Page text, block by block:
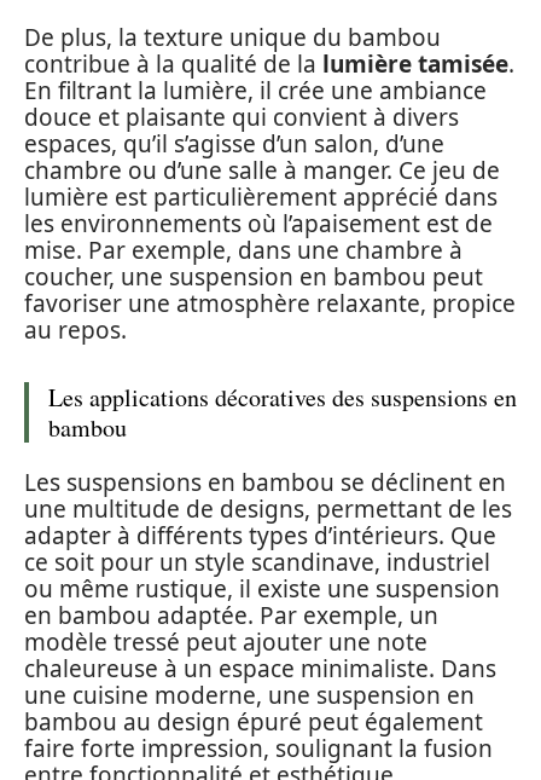
De plus, la texture unique du bambou
contribue à la qualité de la lumière tamisée.
En filtrant la lumière, il crée une ambiance
douce et plaisante qui convient à divers
espaces, qu’il s’agisse d’un salon, d’une
chambre ou d’une salle à manger. Ce jeu de
lumière est particulièrement apprécié dans
les environnements où l’apaisement est de
mise. Par exemple, dans une chambre à
coucher, une suspension en bambou peut
favoriser une atmosphère relaxante, propice
au repos.
Les applications décoratives des suspensions en
bambou
Les suspensions en bambou se déclinent en
une multitude de designs, permettant de les
adapter à différents types d’intérieurs. Que
ce soit pour un style scandinave, industriel
ou même rustique, il existe une suspension
en bambou adaptée. Par exemple, un
modèle tressé peut ajouter une note
chaleureuse à un espace minimaliste. Dans
une cuisine moderne, une suspension en
bambou au design épuré peut également
faire forte impression, soulignant la fusion